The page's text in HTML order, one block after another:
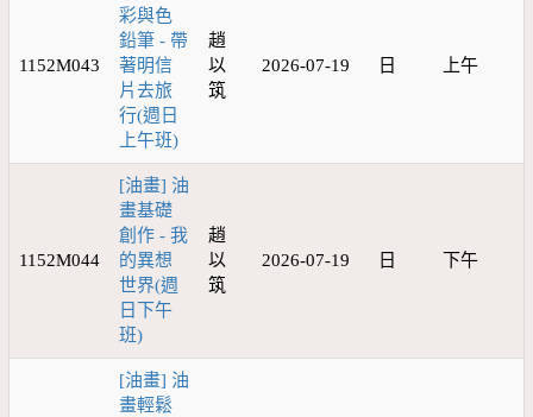
1152M043
彩與色
鉛筆 - 帶
著明信
片去旅
行(週日
上午班)
趙
以
筑
2026-07-19 日 上午
1152M044
[油畫] 油
畫基礎
創作 - 我
的異想
世界(週
日下午
班)
趙
以
筑
2026-07-19 日 下午
[油畫] 油
畫輕鬆